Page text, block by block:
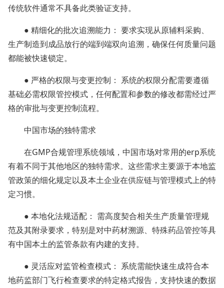
传统软件通常不具备此类验证支持。
● 精细化的批次追溯能力： 要求实现从原辅料采购、
生产制造到成品放行的端到端双向追溯，确保任何质量问题
都能被快速锁定。
● 严格的权限与变更控制： 系统的权限分配需要遵循
基础必需权限管控模式，任何配置和参数的修改都需经过严
格的审批与变更控制流程。
中国市场的独特需求
在GMP合规管理系统领域，中国市场对常用的erp系统
有着不同于其他地区的独特需求。这些需求主要源于本地监
管政策的细化规定以及本土企业在供应链与管理模式上的特
定习惯。
● 本地化法规适配： 需高度契合相关生产质量管理规
范及其附录要求，特别是对中药材溯源、特殊药品管控等具
有中国本土的监管条款有内建的支持。
● 灵活应对监管检查模式： 系统需能快速生成符合本
地药监部门飞行检查要求的特定格式报告，支持快速的数据